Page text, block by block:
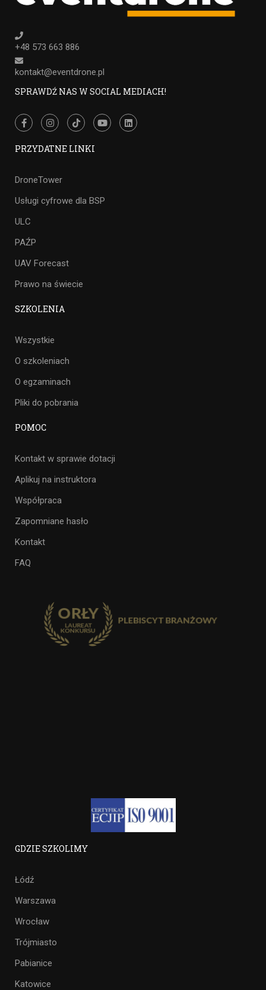
+48 573 663 886
kontakt@eventdrone.pl
SPRAWDŹ NAS W SOCIAL MEDIACH!
PRZYDATNE LINKI
DroneTower
Usługi cyfrowe dla BSP
ULC
PAŹP
UAV Forecast
Prawo na świecie
SZKOLENIA
Wszystkie
O szkoleniach
O egzaminach
Pliki do pobrania
POMOC
Kontakt w sprawie dotacji
Aplikuj na instruktora
Współpraca
Zapomniane hasło
Kontakt
FAQ
GDZIE SZKOLIMY
Łódź
Warszawa
Wrocław
Trójmiasto
Pabianice
Katowice